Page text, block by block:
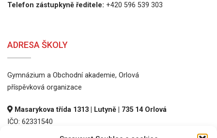
Telefon zástupkyně ředitele: +420 596 539 303
ADRESA ŠKOLY
Gymnázium a Obchodní akademie, Orlová
příspěvková organizace
Masarykova třída 1313 | Lutyně | 735 14 Orlová
IČO: 62331540